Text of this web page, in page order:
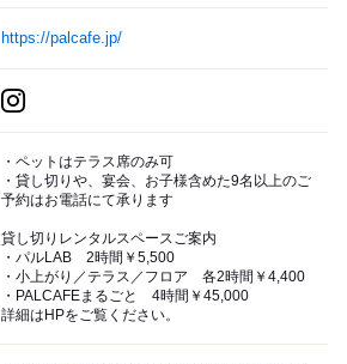
https://palcafe.jp/
・ペットはテラス席のみ可
・貸し切りや、宴会、お子様含めた9名以上のご
予約はお電話にて承ります
貸し切りレンタルスペースご案内
・パルLAB 2時間￥5,500
・小上がり／テラス／フロア 各2時間￥4,400
・PALCAFEまるごと 4時間￥45,000
詳細はHPをご覧ください。